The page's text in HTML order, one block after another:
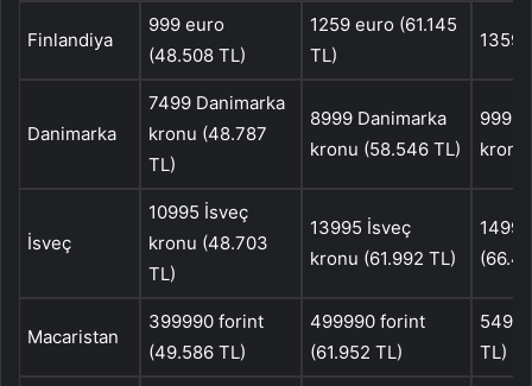
Finlandiya
999 euro
(48.508 TL)
1259 euro (61.145
TL)
1359
Danimarka
7499 Danimarka
kronu (48.787
TL)
8999 Danimarka
kronu (58.546 TL)
9999
kronu
İsveç
10995 İsveç
kronu (48.703
TL)
13995 İsveç
kronu (61.992 TL)
Macaristan
399990 forint
(49.586 TL)
499990 forint
(61.952 TL)
TL)